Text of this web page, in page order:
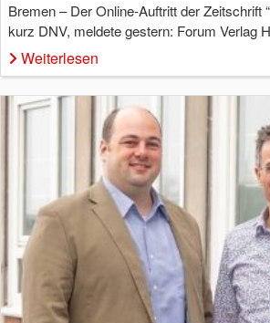
Bremen – Der Online-Auftritt der Zeitschrift
kurz DNV, meldete gestern: Forum Verlag
Weiterlesen